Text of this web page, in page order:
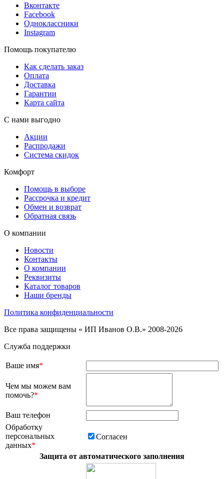
Вконтакте
Facebook
Одноклассники
Instagram
Помощь покупателю
Как сделать заказ
Оплата
Доставка
Гарантии
Карта сайта
С нами выгодно
Акции
Распродажи
Система скидок
Комфорт
Помощь в выборе
Рассрочка и кредит
Обмен и возврат
Обратная связь
О компании
Новости
Контакты
О компании
Реквизиты
Каталог товаров
Наши бренды
Политика конфиденциальности
Все права защищены « ИП Иванов О.В.» 2008-2026
Служба поддержки
Ваше имя*
Чем мы можем вам
помочь?*
Ваш телефон
Обработку
персональных
данных*
Согласен
Защита от автоматического заполнения